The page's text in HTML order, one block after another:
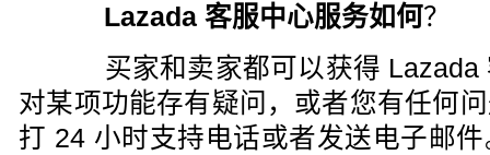
Lazada 客服中心服务如何？
买家和卖家都可以获得 Lazada
对某项功能存有疑问，或者您有任何
打 24 小时支持电话或者发送电子邮